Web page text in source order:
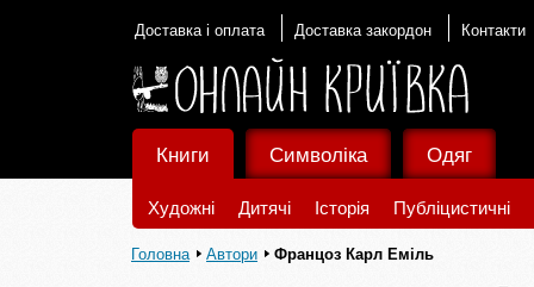
Доставка і оплата Доставка закордон Контакти
Книги
Художні Дитячі Історія Публіцистичні
Символіка Одяг
Головна Автори Францоз Карл Еміль